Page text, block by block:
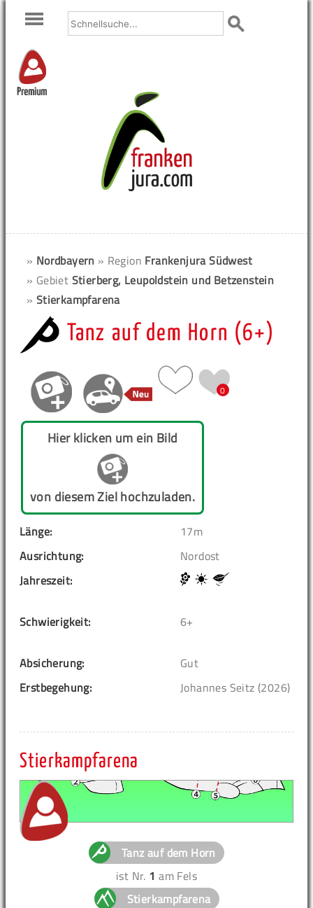
Premium
» Nordbayern » Region Frankenjura Südwest
» Gebiet Stierberg, Leupoldstein und Betzenstein
» Stierkampfarena
Tanz auf dem Horn (6+)
0
Hier klicken um ein Bild
von diesem Ziel hochzuladen.
Länge:
17m
Ausrichtung:
Nordost
Jahreszeit:
Schwierigkeit: 6+
Absicherung:
Gut
Erstbegehung:
Johannes Seitz (2026)
Stierkampfarena
Tanz auf dem Horn
ist Nr. 1 am Fels
Stierkampfarena